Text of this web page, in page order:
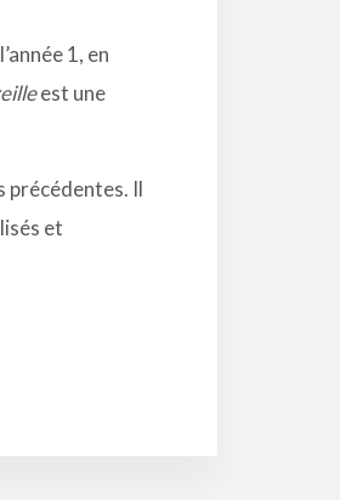
1, en
est une
précédentes. Il
et